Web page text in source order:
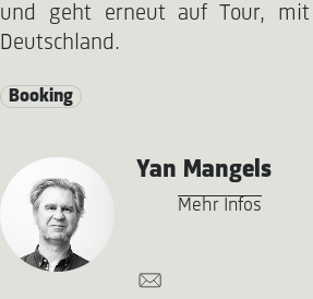
und geht erneut auf Tour,
Deutschland.
Booking
Yan Mangels
Mehr Infos